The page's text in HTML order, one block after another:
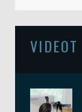
VIDEOT